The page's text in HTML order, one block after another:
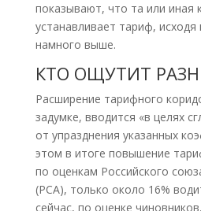
показывают, что та или иная
устанавливает тариф,
намного выше.
КТО ОЩУТИТ
Расширение тарифного
задумке, вводится «в целях
от упразднения указанных
этом в итоге повышение
по оценкам Российского
(РСА), только около 16%
сейчас, по оценке